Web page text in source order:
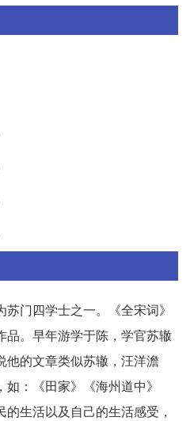
门四学士之一。《全宋词》
品。早年游学于陈，学官苏辙
他的文章类似苏辙，汪洋澹
：《田家》《海州道中》
的生活以及自己的生活感受，